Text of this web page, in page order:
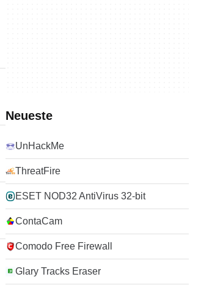
Neueste
UnHackMe
ThreatFire
ESET NOD32 AntiVirus 32-bit
ContaCam
Comodo Free Firewall
Glary Tracks Eraser